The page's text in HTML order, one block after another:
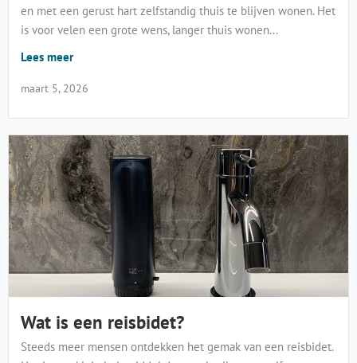
en met een gerust hart zelfstandig thuis te blijven wonen. Het
is voor velen een grote wens, langer thuis wonen...
Lees meer
maart 5, 2026
Wat is een reisbidet?
Steeds meer mensen ontdekken het gemak van een reisbidet.